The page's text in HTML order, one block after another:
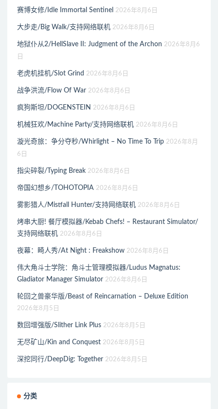
赛博女修/Idle Immortal Sentinel 2026年8月6日
大步走/Big Walk/支持网络联机 2026年8月6日
地狱仆从2/HellSlave II: Judgment of the Archon 2026年8月6
日
老虎机挂机/Slot Grind 2026年8月6日
战争洪流/Flow Of War 2026年8月6日
疯狗斯坦/DOGENSTEIN 2026年8月6日
机械狂欢/Machine Party/支持网络联机 2026年8月6日
漩光奇旅：争分夺秒/Whirlight – No Time To Trip 2026年8月
6日
指尖碎裂/Typing Break 2026年8月6日
帝国幻想乡/TOHOTOPIA 2026年8月6日
雾影猎人/Mistfall Hunter/支持网络联机 2026年8月6日
烤串大厨! 餐厅模拟器/Kebab Chefs! – Restaurant Simulator/
支持网络联机 2026年8月6日
夜幕：畸人秀/At Night : Freakshow 2026年8月6日
伟大角斗士学院：角斗士管理模拟器/Ludus Magnatus:
Gladiator Manager Simulator 2026年8月6日
轮回之兽豪华版/Beast of Reincarnation – Deluxe Edition
2026年8月5日
数回增强版/Slither Link Plus 2026年8月5日
无尽矿山/Kin and Conquest 2026年8月5日
深挖同行/DeepDig: Together 2026年8月5日
分类